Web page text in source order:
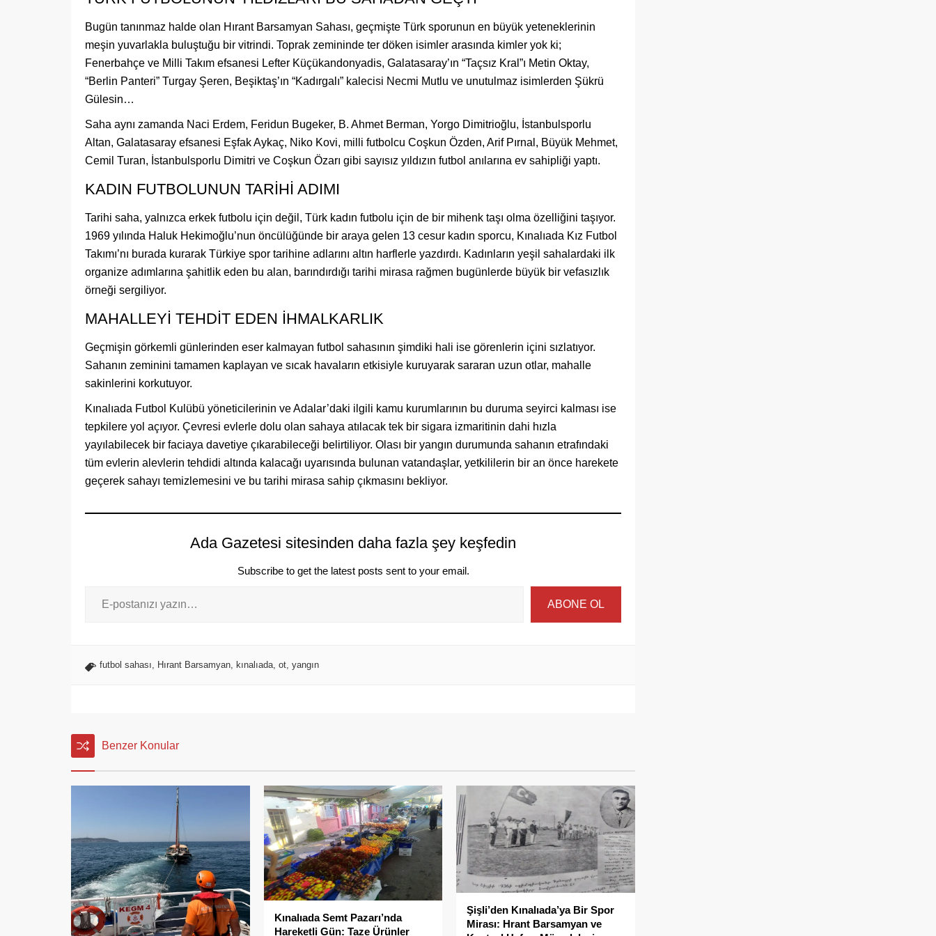
Bugün tanınmaz halde olan Hırant Barsamyan Sahası, geçmişte Türk sporunun en büyük yeteneklerinin
meşin yuvarlakla buluştuğu bir vitrindi. Toprak zemininde ter döken isimler arasında kimler yok ki;
Fenerbahçe ve Milli Takım efsanesi Lefter Küçükandonyadis, Galatasaray’ın “Taçsız Kral”ı Metin Oktay,
“Berlin Panteri” Turgay Şeren, Beşiktaş’ın “Kadırgalı” kalecisi Necmi Mutlu ve unutulmaz isimlerden Şükrü
Gülesin…
Saha aynı zamanda Naci Erdem, Feridun Bugeker, B. Ahmet Berman, Yorgo Dimitrioğlu, İstanbulsporlu
Altan, Galatasaray efsanesi Eşfak Aykaç, Niko Kovi, milli futbolcu Coşkun Özden, Arif Pırnal, Büyük Mehmet,
Cemil Turan, İstanbulsporlu Dimitri ve Coşkun Özarı gibi sayısız yıldızın futbol anılarına ev sahipliği yaptı.
KADIN FUTBOLUNUN TARİHİ ADIMI
Tarihi saha, yalnızca erkek futbolu için değil, Türk kadın futbolu için de bir mihenk taşı olma özelliğini taşıyor.
1969 yılında Haluk Hekimoğlu’nun öncülüğünde bir araya gelen 13 cesur kadın sporcu, Kınalıada Kız Futbol
Takımı’nı burada kurarak Türkiye spor tarihine adlarını altın harflerle yazdırdı. Kadınların yeşil sahalardaki ilk
organize adımlarına şahitlik eden bu alan, barındırdığı tarihi mirasa rağmen bugünlerde büyük bir vefasızlık
örneği sergiliyor.
MAHALLEYİ TEHDİT EDEN İHMALKARLIK
Geçmişin görkemli günlerinden eser kalmayan futbol sahasının şimdiki hali ise görenlerin içini sızlatıyor.
Sahanın zeminini tamamen kaplayan ve sıcak havaların etkisiyle kuruyarak sararan uzun otlar, mahalle
sakinlerini korkutuyor.
Kınalıada Futbol Kulübü yöneticilerinin ve Adalar’daki ilgili kamu kurumlarının bu duruma seyirci kalması ise
tepkilere yol açıyor. Çevresi evlerle dolu olan sahaya atılacak tek bir sigara izmaritinin dahi hızla
yayılabilecek bir faciaya davetiye çıkarabileceği belirtiliyor. Olası bir yangın durumunda sahanın etrafındaki
tüm evlerin alevlerin tehdidi altında kalacağı uyarısında bulunan vatandaşlar, yetkililerin bir an önce harekete
geçerek sahayı temizlemesini ve bu tarihi mirasa sahip çıkmasını bekliyor.
Ada Gazetesi sitesinden daha fazla şey keşfedin
Subscribe to get the latest posts sent to your email.
ABONE OL
futbol sahası Hırant Barsamyan kınalıada ot yangın
Benzer Konular
Kınalıada Semt Pazarı’nda
Hareketli Gün: Taze Ürünler
Şişli’den Kınalıada’ya Bir Spor
Mirası: Hrant Barsamyan ve